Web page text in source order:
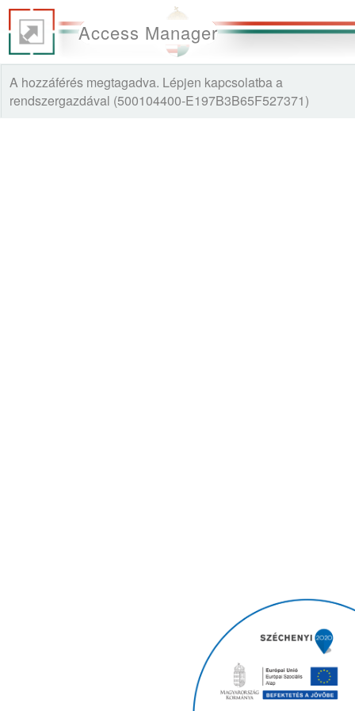
Access Manager
A hozzáférés megtagadva. Lépjen kapcsolatba a
rendszergazdával (500104400-E197B3B65F527371)